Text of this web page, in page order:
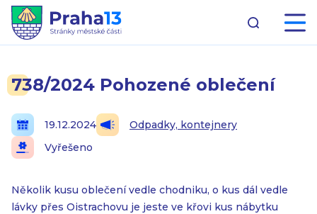
738/2024 Pohozené oblečení
19.12.2024
Odpadky, kontejnery
Vyřešeno
Několik kusu oblečení vedle chodniku, o kus dál vedle
lávky přes Oistrachovu je jeste ve křovi kus nábytku